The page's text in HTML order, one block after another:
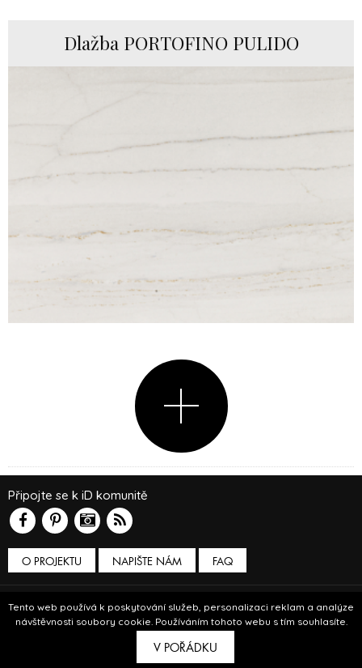
Tento web používá k poskytování služeb, personalizaci reklam a analýze
návštěvnosti soubory cookie. Používáním tohoto webu s tím souhlasíte.
V POŘÁDKU
Dlažba PORTOFINO PULIDO
O PROJEKTU NAPIŠTE NÁM
Připojte se k iD komunitě
FAQ
Podmínky používání
© Insidecor 2013-2019.
Breezy